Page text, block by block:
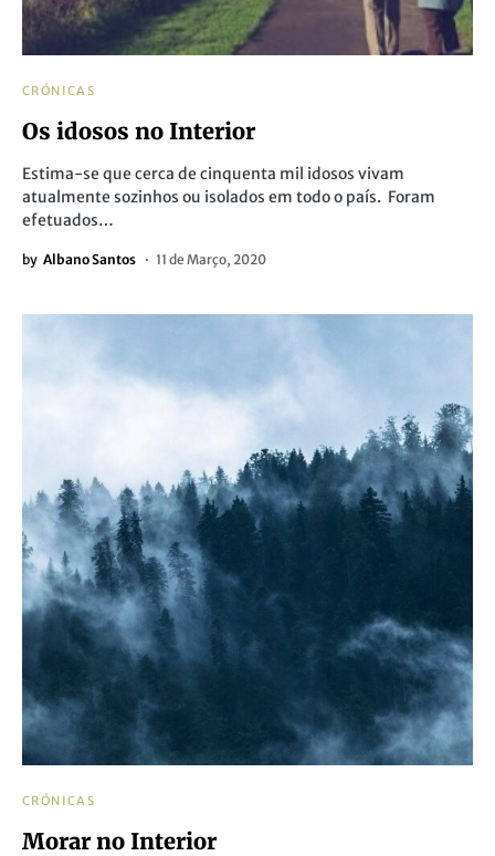
CRÓNICAS
Os idosos no Interior
Estima-se que cerca de cinquenta mil idosos vivam
atualmente sozinhos ou isolados em todo o país. Foram
efetuados…
by Albano Santos 11 de Março, 2020
CRÓNICAS
Morar no Interior